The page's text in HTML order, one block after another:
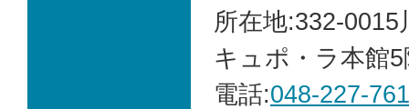
所在地:332-
キュポ・ラ本館
電話:048-227-